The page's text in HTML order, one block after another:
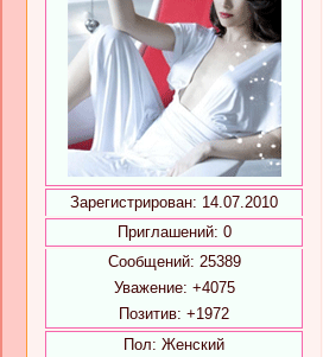
Зарегистрирован: 14.07.2010
Приглашений: 0
Сообщений: 25389
Уважение: +4075
Позитив: +1972
Пол: Женский